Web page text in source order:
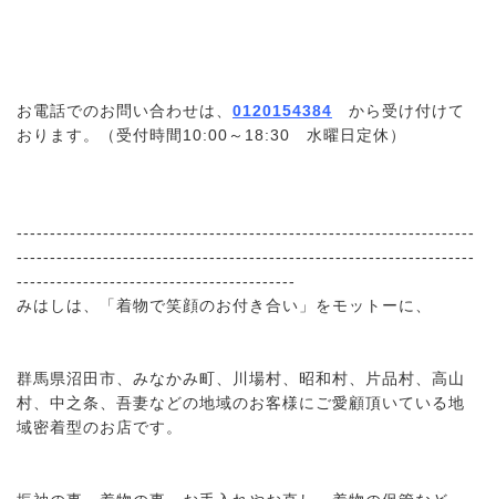
お電話でのお問い合わせは、 0120154384 から受け付けて
おります。（受付時間10:00～18:30 水曜日定休）
---------------------------------------------------------------------
---------------------------------------------------------------------
------------------------------------------
みはしは、「着物で笑顔のお付き合い」をモットーに、
群馬県沼田市、みなかみ町、川場村、昭和村、片品村、高山
村、中之条、吾妻などの地域のお客様にご愛顧頂いている地
域密着型のお店です。